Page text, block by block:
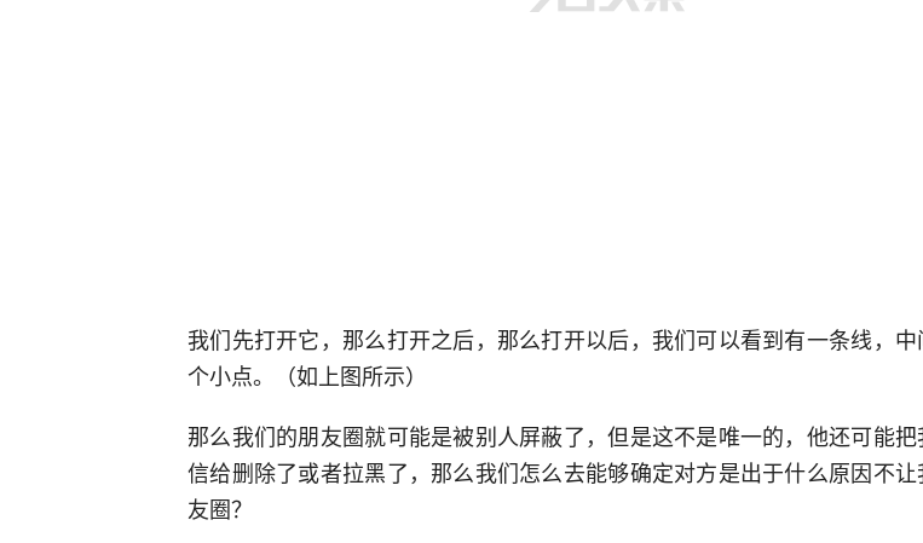
我们先打开它，那么打开之后，那么打开以后，我们可以看到有一条线，
个小点。（如上图所示）
那么我们的朋友圈就可能是被别人屏蔽了，但是这不是唯一的，他还可能
信给删除了或者拉黑了，那么我们怎么去能够确定对方是出于什么原因不
友圈？